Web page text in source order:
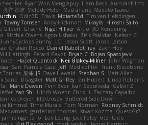
Ryan Won-Meng Apuy Liam Beck AuroranFilms
亮作 淡波 Melody Helen MacFarlane Makoto Izawa
Odin3D Travis Moiarte3d Tim van Helsdingen
Tawny Tomsen Andy Hickmott Mikayla
Hiroshi Saito
Gilbert Grische Nigel Hillyer Art of 3D Rendering
Ritchie Owens Agon Ushaku Zisis Psalidas Nelson C
BunnyCyclops Bunny J.C. Jason Scott Jacob Larson
Cristian Rocco Daniel Raboldt ray Zach Hoy
Hattingh Perard-Gayot Bryan C Bojan Spasojevic
Hazel Quantock Neil Blakey-Milner John Wagman
San Pamela Case Jeff Modicolitor Frank Riccobono
Tourlas 果冻_JS Dave Liewald Stephan S Matt Allen
Sano DGagster Matt Griffey Ian Hubert Linda Robbins
Mahe Dewan Finn Bear Ivan Sepulveda
Gabor Z
Yan Shi Ulrich Woehr Chris Li
Zachary Capalbo
Dreyer Elektrospy Buttered Side Down
Kimmel Timo Muraja Tom Norman Rodney Schmidt
gardeninn thomas Istvan Kozma QuesoGr7
jamie ngai to lo Lök Leung Jack Foley fxtentacle